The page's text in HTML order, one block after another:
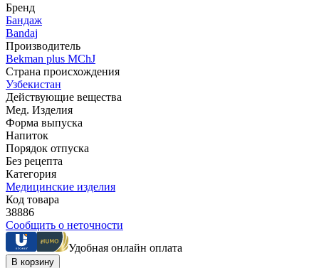
Бренд
Бандаж
Bandaj
Производитель
Bekman plus MChJ
Страна происхождения
Узбекистан
Действующие вещества
Мед. Изделия
Форма выпуска
Напиток
Порядок отпуска
Без рецепта
Категория
Медицинские изделия
Код товара
38886
Сообщить о неточности
Удобная онлайн оплата
В корзину